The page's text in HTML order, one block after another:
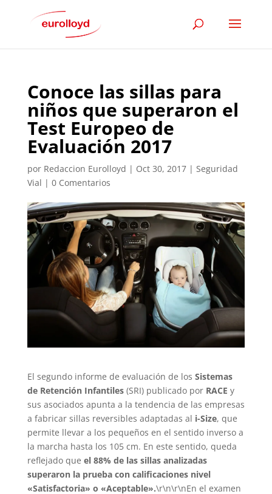
Conoce las sillas para
niños que superaron el
Test Europeo de
Evaluación 2017
por Redaccion Eurolloyd | Oct 30, 2017| Seguridad
Vial | 0 Comentarios
El segundo informe de evaluación de los Sistemas
de Retención Infantiles(SRI) publicado por RACE y
sus asociados apunta a la tendencia de las empresas
a fabricar sillas reversibles adaptadas al i-Size, que
permite llevar a los pequeños en el sentido inverso a
la marcha hasta los 105 cm. En este sentido, queda
reflejado que el 88% de las sillas analizadas
superaron la prueba con calificaciones nivel
«Satisfactoria» o «Aceptable».\r\n\r\nEn el examen